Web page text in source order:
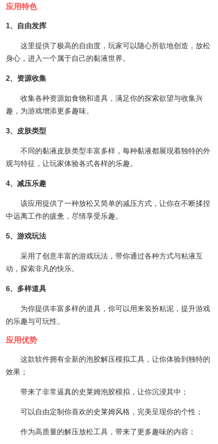
应用特色
1、自由发挥
这里提供了极高的自由度，玩家可以随心所欲地创造，放松
身心，进入一个属于自己的黏液世界。
2、资源收集
收集各种资源如食物和道具，满足你的探索欲望与收集兴
趣，为游戏增添更多趣味。
3、皮肤类型
不同的黏液皮肤类型丰富多样，每种黏液都展现着独特的外
观与特征，让玩家体验各式各样的乐趣。
4、减压乐趣
该应用提供了一种放松又简单的减压方式，让你在不断揉捏
中远离工作的疲惫，尽情享受乐趣。
5、游戏玩法
采用了创意丰富的游戏玩法，带你通过各种方式与粘液互
动，探索非凡的快乐。
6、多样道具
为你提供丰富多样的道具，你可以用来装扮粘泥，提升游戏
的乐趣与可玩性。
应用优势
这款软件拥有全新的泡胶解压模拟工具，让你体验到独特的
效果；
带来了非常逼真的史莱姆泡胶模拟，让你沉浸其中；
可以自由定制你喜欢的史莱姆风格，完美呈现你的个性；
作为高质量的解压放松工具，带来了更多趣味的内容；